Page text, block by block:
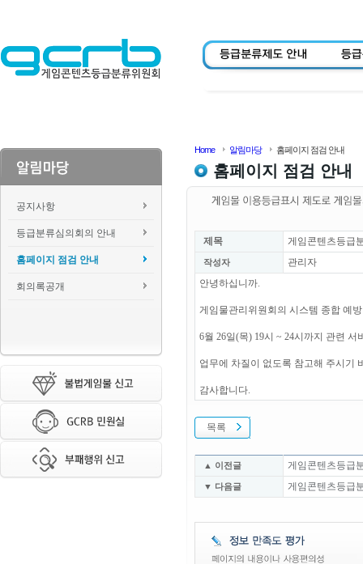
공지사항
등급분류심의회의 안내
홈페이지 점검 안내
회의록공개
Home 알림마당 홈페이지 점검 안내
홈페이지 점검 안내
제목 게임콘텐츠등급
작성자
관리자
안녕하십니까.
게임물관리위원회의 시스템 종합 예
6월 26일(목) 19시 ~ 24시까지 관련
업무에 차질이 없도록 참고해 주시기
감사합니다.
목록
▲ 이전글 게임콘텐츠등급
▼ 다음글 게임콘텐츠등급